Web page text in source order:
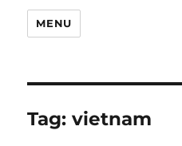
MENU
Tag:vietnam